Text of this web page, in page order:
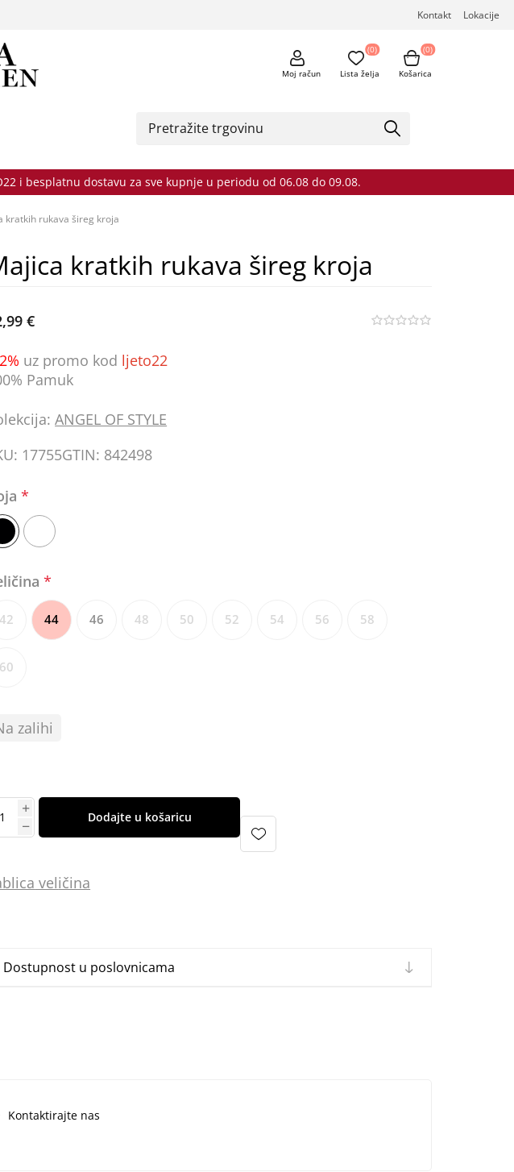
Kontakt Lokacije
Moj račun Lista želja
(0)
Košarica
(0)
i besplatnu dostavu za sve kupnje u periodu od 06.08 do 09.08.
kratkih rukava šireg kroja
kratkih rukava šireg kroja
€
uz promo kod ljeto22
Pamuk
ANGEL OF STYLE
17755GTIN: 842498
*
*
42 44 46 48 50 52 54 56 58
60
zalihi
Dodajte u košaricu
veličina
Dostupnost u poslovnicama
Kontaktirajte nas